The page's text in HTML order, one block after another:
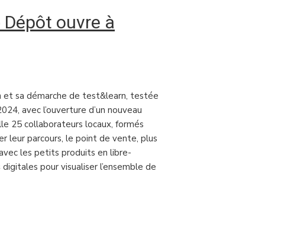
ouvre à
et sa démarche de test&learn, testée
avec l’ouverture d’un nouveau
25 collaborateurs locaux, formés
leur parcours, le point de vente, plus
les petits produits en libre-
pour visualiser l’ensemble de